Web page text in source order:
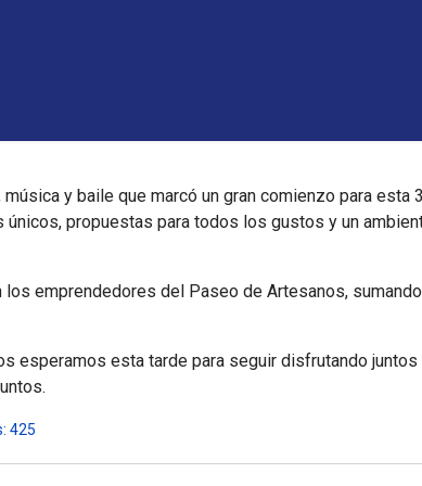
música y baile que marcó un gran comienzo para
únicos, propuestas para todos los gustos y un
los emprendedores del Paseo de Artesanos,
esperamos esta tarde para seguir disfrutando
425